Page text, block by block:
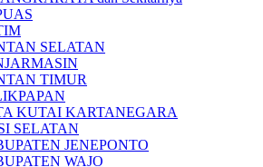
SELATAN
TIMUR
KUTAI KARTANEGARA
SELATAN
JENEPONTO
WAJO